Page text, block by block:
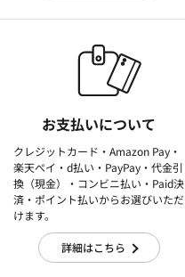
お支払いについて
クレジットカード・Amazon Pay・
楽天ぺイ・d払い・PayPay・代金引
換（現金）・コンビニ払い・Paid決
済・ポイント払いからお選びいただ
けます。
詳細はこちら